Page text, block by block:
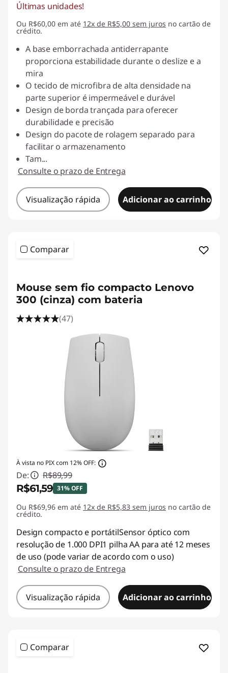
Economias instantâneas :
Últimas unidades!
Ou R$60,00 em até 12x de R$5,00 sem juros no cartão de
crédito.
A base emborrachada antiderrapante
proporciona estabilidade durante o deslize e a
mira
O tecido de microfibra de alta densidade na
parte superior é impermeável e durável
Design de borda trançada para oferecer
durabilidade e precisão
Design do pacote de rolagem separado para
facilitar o armazenamento
Tam...
Consulte o prazo de Entrega
Visualização rápida Adicionar ao carrinho
Comparar
Mouse sem fio compacto Lenovo
300 (cinza) com bateria
(47)
À vista no PIX com 12% OFF:
De: R$89,99
R$61,59 31% OFF
Economias instantâneas :-R$28,40
Ou R$69,96 em até 12x de R$5,83 sem juros no cartão de
crédito.
Design compacto e portátilSensor óptico com
resolução de 1.000 DPI1 pilha AA para até 12 meses
de uso (pode variar de acordo com o uso)
Consulte o prazo de Entrega
Visualização rápida Adicionar ao carrinho
Comparar